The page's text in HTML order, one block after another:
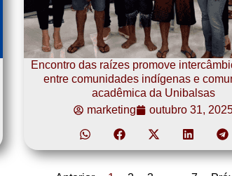
Encontro das raízes promove
entre comunidades indígenas e
acadêmica da Unibalsas
marketing
outubro 31,